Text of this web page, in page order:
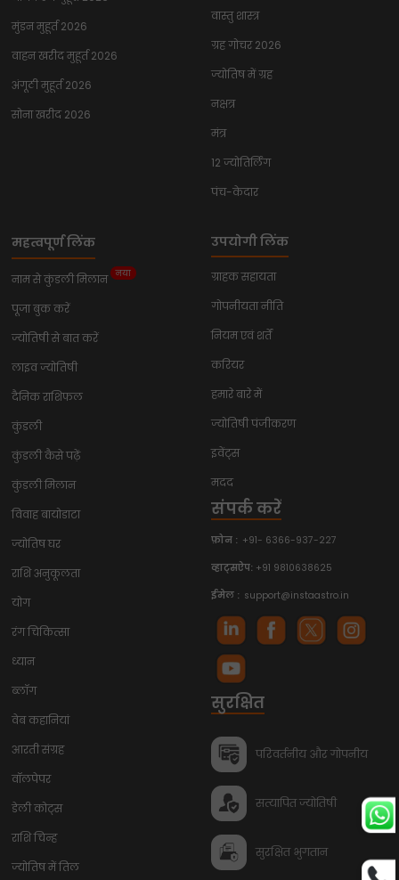
मुंडन मुहूर्त 2026
वाहन खरीद मुहूर्त 2026
अंगूठी मुहूर्त 2026
सोना खरीद 2026
वास्तु शास्त्र
ग्रह गोचर 2026
ज्योतिष में ग्रह
नक्षत्र
मंत्र
12 ज्योतिर्लिंग
पंच-केदार
महत्वपूर्ण लिंक
नाम से कुंडली मिलान नया
पूजा बुक करें
ज्योतिषी से बात करें
लाइव ज्योतिषी
दैनिक राशिफल
कुंडली
कुंडली कैसे पढ़ें
कुंडली मिलान
विवाह बायोडाटा
ज्योतिष घर
राशि अनुकूलता
योग
रंग चिकित्सा
ध्यान
ब्लॉग
वेब कहानियां
आरती संग्रह
वॉलपेपर
डेली कोट्स
राशि चिन्ह
ज्योतिष में तिल
उपयोगी लिंक
ग्राहक सहायता
गोपनीयता नीति
नियम एवं शर्तें
करियर
हमारे बारे में
ज्योतिषी पंजीकरण
इवेंट्स
मदद
संपर्क करें
फ़ोन : +91- 6366-937-227
व्हाट्सऐप: +91 9810638625
ईमेल : support@instaastro.in
सुरक्षित
परिवर्तनीय और गोपनीय
सत्यापित ज्योतिषी
सुरक्षित भुगतान